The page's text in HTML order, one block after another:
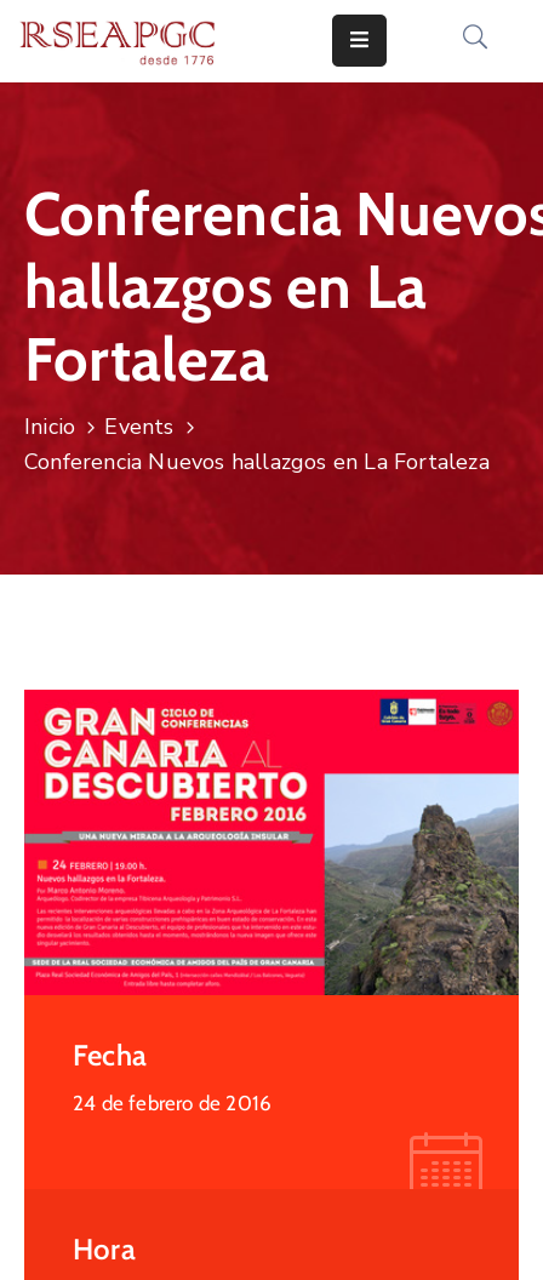
COMUNICADOS
CONOCERNOS
CONTACTO
Conferencia
hallazgos en La
Fortaleza
Inicio
Events
Conferencia Nuevos hallazgos en La Fortaleza
Fecha
24 de febrero de 2016
Hora